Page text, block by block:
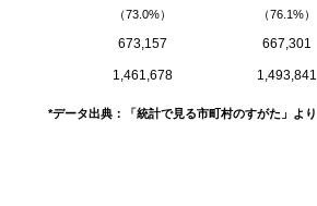
（73.0%） （76.1%）
673,157 667,301
1,461,678 1,493,841
*データ出典：「統計で見る市町村のすがた」より